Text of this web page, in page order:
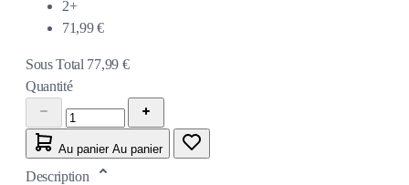
2+
71,99 €
Sous Total 77,99 €
Quantité
Au panier Au panier
Description